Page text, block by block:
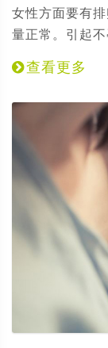
女性方面要有
量正常。引起
查看更多